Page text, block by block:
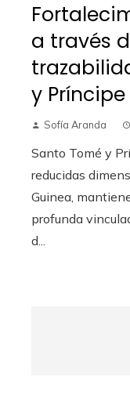
a través
y Príncipe
Sofía Aranda
Santo Tomé y
reducidas
Guinea,
profunda
d...